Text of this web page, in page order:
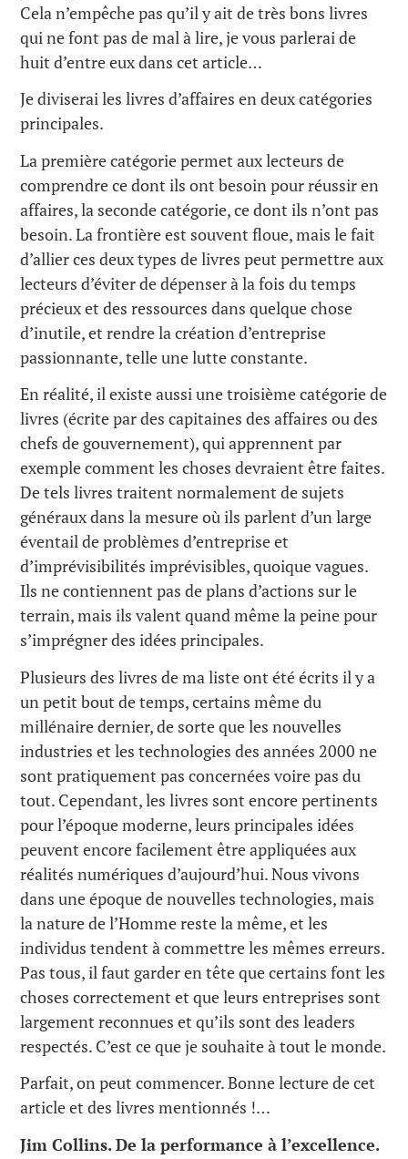
Cela n’empêche pas qu’il y ait de très bons livres
qui ne font pas de mal à lire, je vous parlerai de
huit d’entre eux dans cet article…
Je diviserai les livres d’affaires en deux catégories
principales.
La première catégorie permet aux lecteurs de
comprendre ce dont ils ont besoin pour réussir en
affaires, la seconde catégorie, ce dont ils n’ont pas
besoin. La frontière est souvent floue, mais le fait
d’allier ces deux types de livres peut permettre aux
lecteurs d’éviter de dépenser à la fois du temps
précieux et des ressources dans quelque chose
d’inutile, et rendre la création d’entreprise
passionnante, telle une lutte constante.
En réalité, il existe aussi une troisième catégorie de
livres (écrite par des capitaines des affaires ou des
chefs de gouvernement), qui apprennent par
exemple comment les choses devraient être faites.
De tels livres traitent normalement de sujets
généraux dans la mesure où ils parlent d’un large
éventail de problèmes d’entreprise et
d’imprévisibilités imprévisibles, quoique vagues.
Ils ne contiennent pas de plans d’actions sur le
terrain, mais ils valent quand même la peine pour
s’imprégner des idées principales.
Plusieurs des livres de ma liste ont été écrits il y a
un petit bout de temps, certains même du
millénaire dernier, de sorte que les nouvelles
industries et les technologies des années 2000 ne
sont pratiquement pas concernées voire pas du
tout. Cependant, les livres sont encore pertinents
pour l’époque moderne, leurs principales idées
peuvent encore facilement être appliquées aux
réalités numériques d’aujourd’hui. Nous vivons
dans une époque de nouvelles technologies, mais
la nature de l’Homme reste la même, et les
individus tendent à commettre les mêmes erreurs.
Pas tous, il faut garder en tête que certains font les
choses correctement et que leurs entreprises sont
largement reconnues et qu’ils sont des leaders
respectés. C’est ce que je souhaite à tout le monde.
Parfait, on peut commencer. Bonne lecture de cet
article et des livres mentionnés !…
Jim Collins. De la performance à l’excellence.